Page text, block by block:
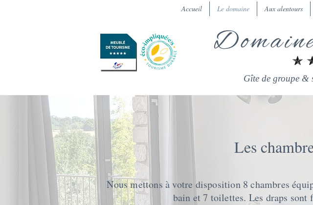
Accueil Le domaine Aux alentours
Gîte de groupe &
Les
Nous mettons à votre disposition 8 chambres
bain et 7 toilettes. Les draps